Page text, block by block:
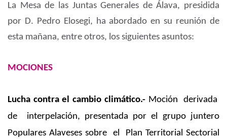
La Mesa de las Juntas Generales de Álava, presidida
por D. Pedro Elosegi, ha abordado en su reunión de
esta mañana, entre otros, los siguientes asuntos:
MOCIONES
Lucha contra el cambio climático.-Moción derivada
de interpelación, presentada por el grupo juntero
Populares Alaveses sobre el Plan Territorial Sectorial